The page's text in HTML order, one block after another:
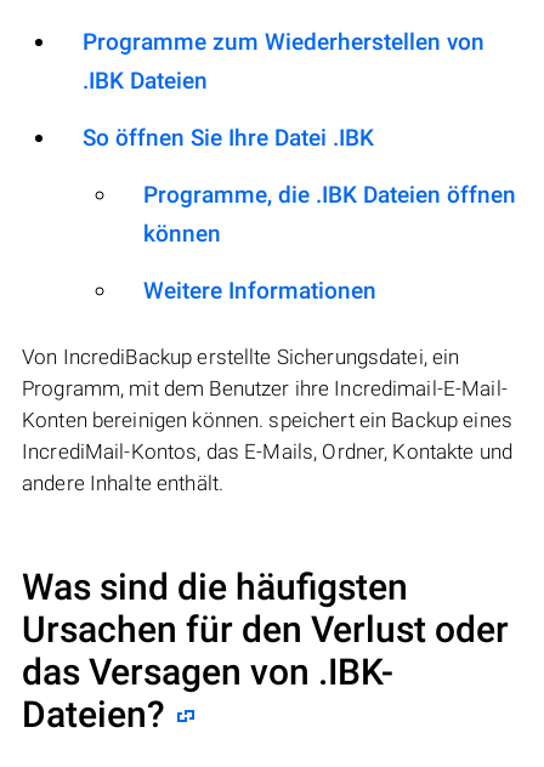
Programme zum Wiederherstellen von
.IBK Dateien
So öffnen Sie Ihre Datei .IBK
Programme, die .IBK Dateien öffnen
können
Weitere Informationen
Von IncrediBackup erstellte Sicherungsdatei, ein
Programm, mit dem Benutzer ihre Incredimail-E-Mail-
Konten bereinigen können. speichert ein Backup eines
IncrediMail-Kontos, das E-Mails, Ordner, Kontakte und
andere Inhalte enthält.
Was sind die häufigsten
Ursachen für den Verlust oder
das Versagen von .IBK-
Dateien?